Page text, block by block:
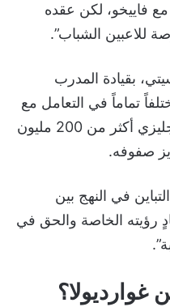
فاييخو، لكن عقده
للاعبين الشباب”.
بقيادة المدرب
تماماً في التعامل مع
أزماته، حيث استثمر النادي الإنجليزي أكثر من 200 مليون
صفوفه.
في النهج بين
رؤيته الخاصة والحق في
غوارديولا؟